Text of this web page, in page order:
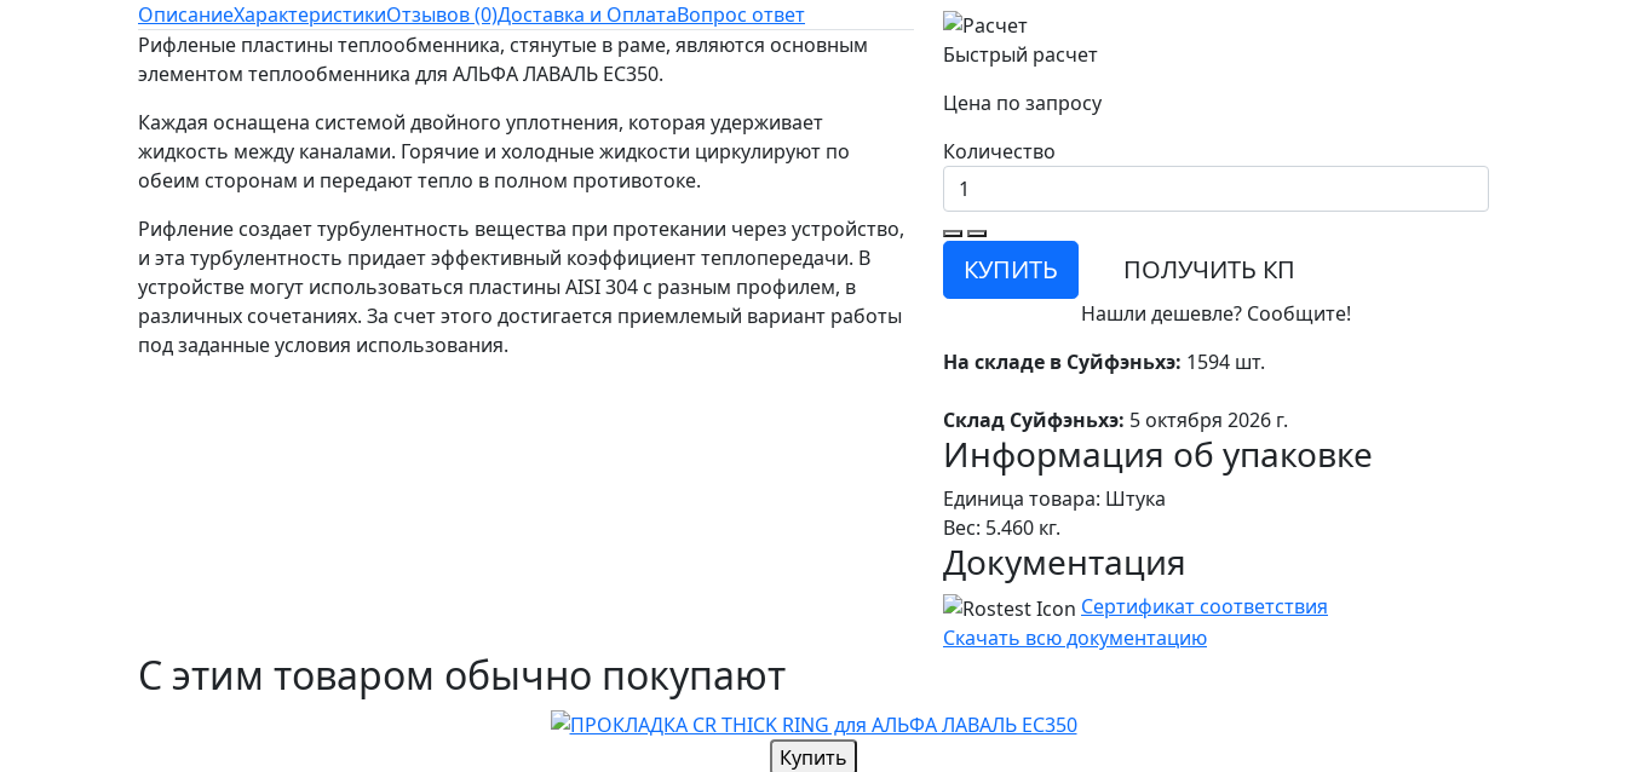
ОписаниеХарактеристикиОтзывов (0)Доставка и ОплатаВопрос ответ
Рифленые пластины теплообменника, стянутые в раме, являются основным
элементом теплообменника для АЛЬФА ЛАВАЛЬ EC350.
Каждая оснащена системой двойного уплотнения, которая удерживает
жидкость между каналами. Горячие и холодные жидкости циркулируют по
обеим сторонам и передают тепло в полном противотоке.
Рифление создает турбулентность вещества при протекании через устройство,
и эта турбулентность придает эффективный коэффициент теплопередачи. В
устройстве могут использоваться пластины AISI 304 с разным профилем, в
различных сочетаниях. За счет этого достигается приемлемый вариант работы
под заданные условия использования.
Быстрый расчет
Цена по запросу
Количество
КУПИТЬ ПОЛУЧИТЬ КП
Нашли дешевле? Сообщите!
На складе в Суйфэньхэ: 1594 шт.
Склад Суйфэньхэ: 5 октября 2026 г.
Информация об упаковке
Единица товара: Штука
Вес: 5.460 кг.
Документация
Сертификат соответствия
Скачать всю документацию
С этим товаром обычно покупают
Купить